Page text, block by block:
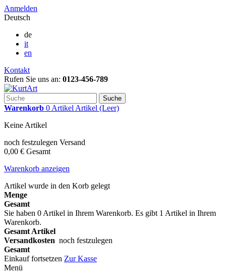
Anmelden
Deutsch
de
it
en
Kontakt
Rufen Sie uns an: 0123-456-789
Suche
Warenkorb 0 Artikel Artikel (Leer)
Keine Artikel
noch festzulegen Versand
0,00 € Gesamt
Warenkorb anzeigen
Artikel wurde in den Korb gelegt
Menge
Gesamt
Sie haben 0 Artikel in Ihrem Warenkorb. Es gibt 1 Artikel in Ihrem
Warenkorb.
Gesamt Artikel
Versandkosten noch festzulegen
Gesamt
Einkauf fortsetzen Zur Kasse
Menü